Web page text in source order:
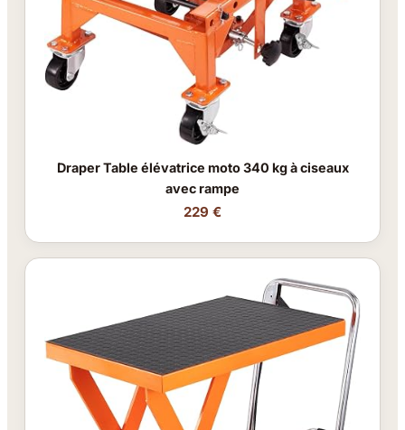
Draper Table élévatrice moto 340 kg à ciseaux
avec rampe
229 €